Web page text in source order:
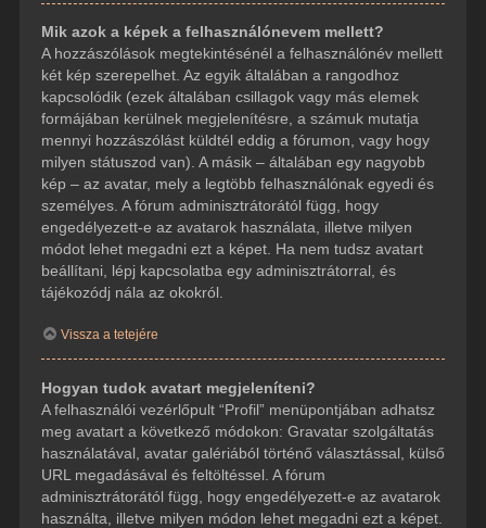
Mik azok a képek a felhasználónevem mellett?
A hozzászólások megtekintésénél a felhasználónév mellett
két kép szerepelhet. Az egyik általában a rangodhoz
kapcsolódik (ezek általában csillagok vagy más elemek
formájában kerülnek megjelenítésre, a számuk mutatja
mennyi hozzászólást küldtél eddig a fórumon, vagy hogy
milyen státuszod van). A másik – általában egy nagyobb
kép – az avatar, mely a legtöbb felhasználónak egyedi és
személyes. A fórum adminisztrátorától függ, hogy
engedélyezett-e az avatarok használata, illetve milyen
módot lehet megadni ezt a képet. Ha nem tudsz avatart
beállítani, lépj kapcsolatba egy adminisztrátorral, és
tájékozódj nála az okokról.
Vissza a tetejére
Hogyan tudok avatart megjeleníteni?
A felhasználói vezérlőpult “Profil” menüpontjában adhatsz
meg avatart a következő módokon: Gravatar szolgáltatás
használatával, avatar galériából történő választással, külső
URL megadásával és feltöltéssel. A fórum
adminisztrátorától függ, hogy engedélyezett-e az avatarok
használta, illetve milyen módon lehet megadni ezt a képet.